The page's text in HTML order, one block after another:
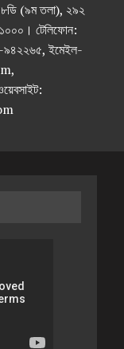
৮ডি (৯ম তলা), ২৯২
১০০০। টেলিফোন:
ইমেইল-